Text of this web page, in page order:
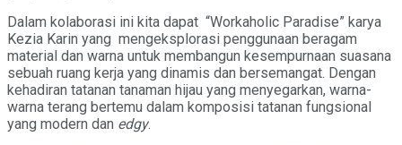
Dalam kolaborasi ini kita dapat “Workaholic Paradise” karya
Kezia Karin yang mengeksplorasi penggunaan beragam
material dan warna untuk membangun kesempurnaan suasana
sebuah ruang kerja yang dinamis dan bersemangat. Dengan
kehadiran tatanan tanaman hijau yang menyegarkan, warna-
warna terang bertemu dalam komposisi tatanan fungsional
yang modern dan edgy.